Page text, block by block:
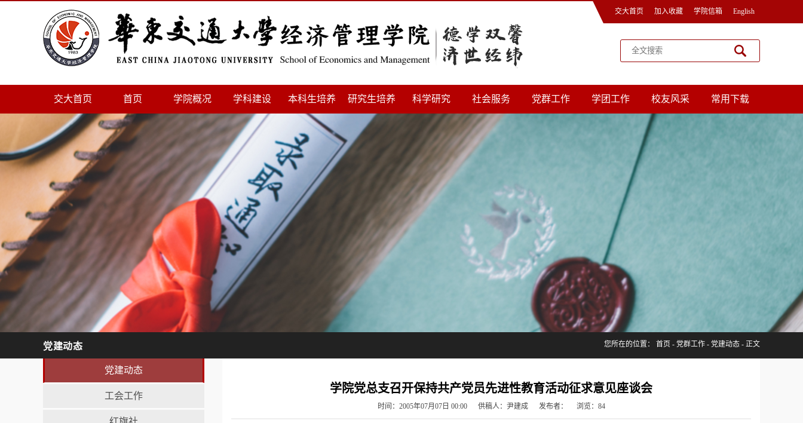
交大首页 加入收藏 学院信箱 English
交大首页 首页 学院概况 学科建设 本科生培养 研究生培养 科学研究 社会服务 党群工作 学团工作 校友风采 常用下载
您所在的位置： 首页 - 党群工作 - 党建动态 - 正文
党建动态
党建动态
工会工作
学院党总支召开保持共产党员先进性教育活动征求意见座谈会
时间：2005年07月07日 00:00 供稿人：尹建成 发布者： 浏览： 84